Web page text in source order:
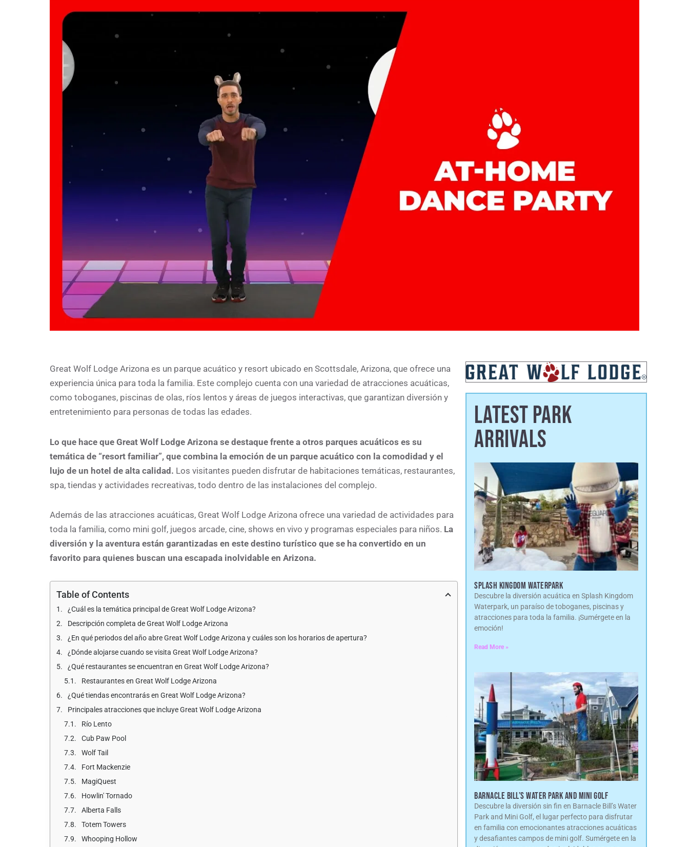
Great Wolf Lodge Arizona es un parque acuático y resort ubicado en Scottsdale, Arizona, que ofrece una
experiencia única para toda la familia. Este complejo cuenta con una variedad de atracciones acuáticas,
como toboganes, piscinas de olas, ríos lentos y áreas de juegos interactivas, que garantizan diversión y
entretenimiento para personas de todas las edades.
Lo que hace que Great Wolf Lodge Arizona se destaque frente a otros parques acuáticos es su
temática de “resort familiar”, que combina la emoción de un parque acuático con la comodidad y el
lujo de un hotel de alta calidad. Los visitantes pueden disfrutar de habitaciones temáticas, restaurantes,
spa, tiendas y actividades recreativas, todo dentro de las instalaciones del complejo.
Además de las atracciones acuáticas, Great Wolf Lodge Arizona ofrece una variedad de actividades para
toda la familia, como mini golf, juegos arcade, cine, shows en vivo y programas especiales para niños. La
diversión y la aventura están garantizadas en este destino turístico que se ha convertido en un
favorito para quienes buscan una escapada inolvidable en Arizona.
Table of Contents
¿Cuál es la temática principal de Great Wolf Lodge Arizona?
Descripción completa de Great Wolf Lodge Arizona
¿En qué periodos del año abre Great Wolf Lodge Arizona y cuáles son los horarios de apertura?
¿Dónde alojarse cuando se visita Great Wolf Lodge Arizona?
¿Qué restaurantes se encuentran en Great Wolf Lodge Arizona?
Restaurantes en Great Wolf Lodge Arizona
¿Qué tiendas encontrarás en Great Wolf Lodge Arizona?
Principales atracciones que incluye Great Wolf Lodge Arizona
Río Lento
Cub Paw Pool
Wolf Tail
Fort Mackenzie
MagiQuest
Howlin' Tornado
Alberta Falls
Totem Towers
Whooping Hollow
LATEST PARK
ARRIVALS
SPLASH KINGDOM WATERPARK
Descubre la diversión acuática en Splash Kingdom
Waterpark, un paraíso de toboganes, piscinas y
atracciones para toda la familia. ¡Sumérgete en la
emoción!
Read More »
BARNACLE BILL’S WATER PARK AND MINI GOLF
Descubre la diversión sin fin en Barnacle Bill’s Water
Park and Mini Golf, el lugar perfecto para disfrutar
en familia con emocionantes atracciones acuáticas
y desafiantes campos de mini golf. Sumérgete en la